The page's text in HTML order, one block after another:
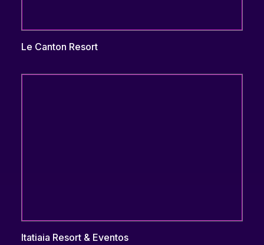
Le Canton Resort
Itatiaia Resort & Eventos